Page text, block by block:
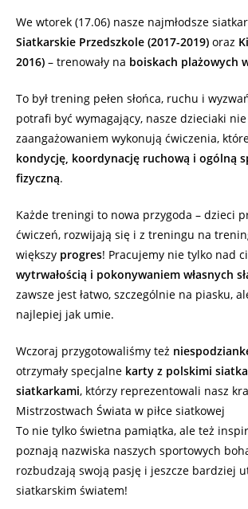
We wtorek (17.06) nasze najmłodsze
Siatkarskie Przedszkole (2017-2019) oraz
2016) – trenowały na boiskach plażowych
To był trening pełen słońca, ruchu i
potrafi być wymagający, nasze dzieciaki
zaangażowaniem wykonują ćwiczenia,
kondycję, koordynację ruchową i ogólną
fizyczną.
Każde treningi to nowa przygoda – dzieci
ćwiczeń, rozwijają się i z treningu na
większy progres! Pracujemy nie tylko nad
wytrwałością i pokonywaniem własnych
zawsze jest łatwo, szczególnie na piasku,
najlepiej jak umie.
Wczoraj przygotowaliśmy też
otrzymały specjalne karty z polskimi
siatkarkami, którzy reprezentowali nasz
Mistrzostwach Świata w piłce siatkowej
To nie tylko świetna pamiątka, ale też
poznają nazwiska naszych sportowych
rozbudzają swoją pasję i jeszcze bardziej
siatkarskim światem!